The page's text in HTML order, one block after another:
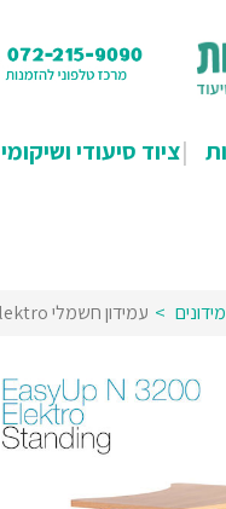
ציוד סיעודי ושיקומי
עמידון חשמלי Easy Up Elektro